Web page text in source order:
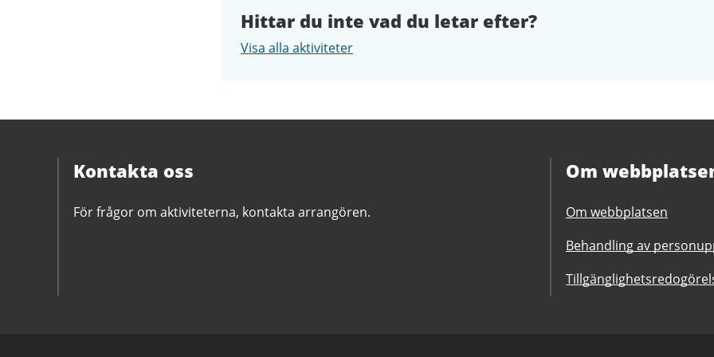
Hittar du inte vad du letar efter?
Visa alla aktiviteter
Kontakta oss
För frågor om aktiviteterna, kontakta arrangören.
Om
Om webbplatsen
Behandling av